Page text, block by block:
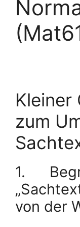
Kleiner
zum
1.
von der